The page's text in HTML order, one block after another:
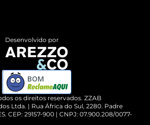
os direitos reservados. ZZAB
Ltda. | Rua África do Sul, 2280. Padre
CEP: 29157-900 | CNPJ: 07.900.208/0077-
Desenvolvido por
BOM